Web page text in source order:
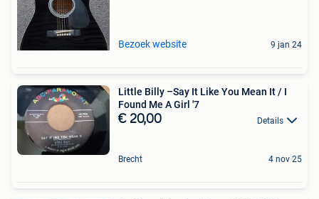
Bezoek website 9 jan 24
Little Billy –Say It Like You Mean It / I
Found Me A Girl '7
€ 20,00 Details
Brecht 4 nov 25